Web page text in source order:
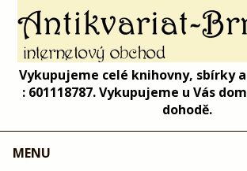
Vykupujeme celé knihovny, sbírky
: 601118787. Vykupujeme u Vás
dohodě.
MENU